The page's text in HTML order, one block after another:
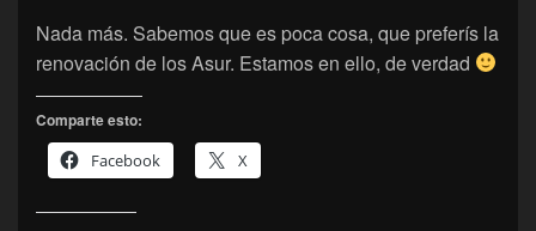
Nada más. Sabemos que es poca cosa, que preferís la
renovación de los Asur. Estamos en ello, de verdad
Comparte esto:
Facebook
X